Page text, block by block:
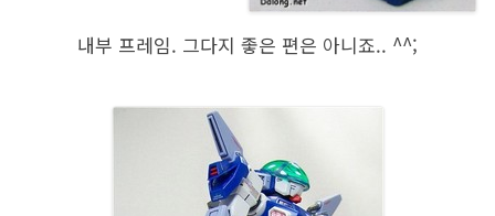
내부 프레임. 그다지 좋은 편은 아니죠.. ^^;